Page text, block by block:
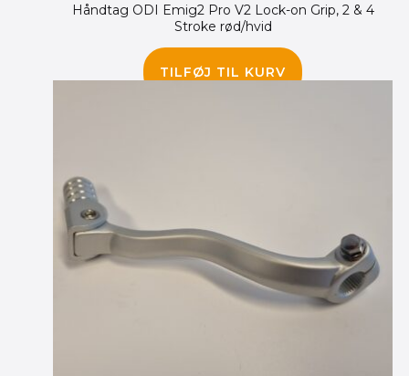
Håndtag ODI Emig2 Pro V2 Lock-on Grip, 2 & 4
Stroke rød/hvid
TILFØJ TIL KURV
vælges
på
varesiden